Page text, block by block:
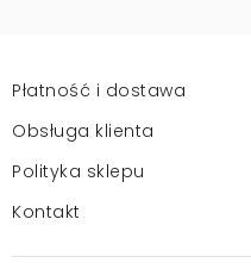
Płatność i dostawa
Obsługa klienta
Polityka sklepu
Kontakt